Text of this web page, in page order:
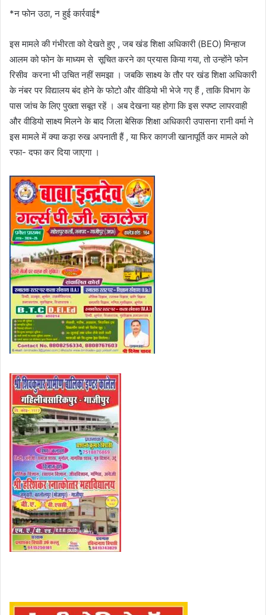
*​न फोन उठा, न हुई कार्रवाई*
इस ​मामले की गंभीरता को देखते हुए , जब खंड शिक्षा अधिकारी (BEO) मिन्हाज
आलम को फोन के माध्यम से सूचित करने का प्रयास किया गया, तो उन्होंने फोन
रिसीव करना भी उचित नहीं समझा । जबकि साक्ष्य के तौर पर खंड शिक्षा अधिकारी
के नंबर पर विद्यालय बंद होने के फोटो और वीडियो भी भेजे गए हैं , ताकि विभाग के
पास जांच के लिए पुख्ता सबूत रहें । अब देखना यह होगा कि इस स्पष्ट लापरवाही
और वीडियो साक्ष्य मिलने के बाद जिला बेसिक शिक्षा अधिकारी उपासना रानी वर्मा ने
इस मामले में क्या कड़ा रुख अपनाती हैं , या फिर कागजी खानापूर्ति कर मामले को
रफा- दफा कर दिया जाएगा ।